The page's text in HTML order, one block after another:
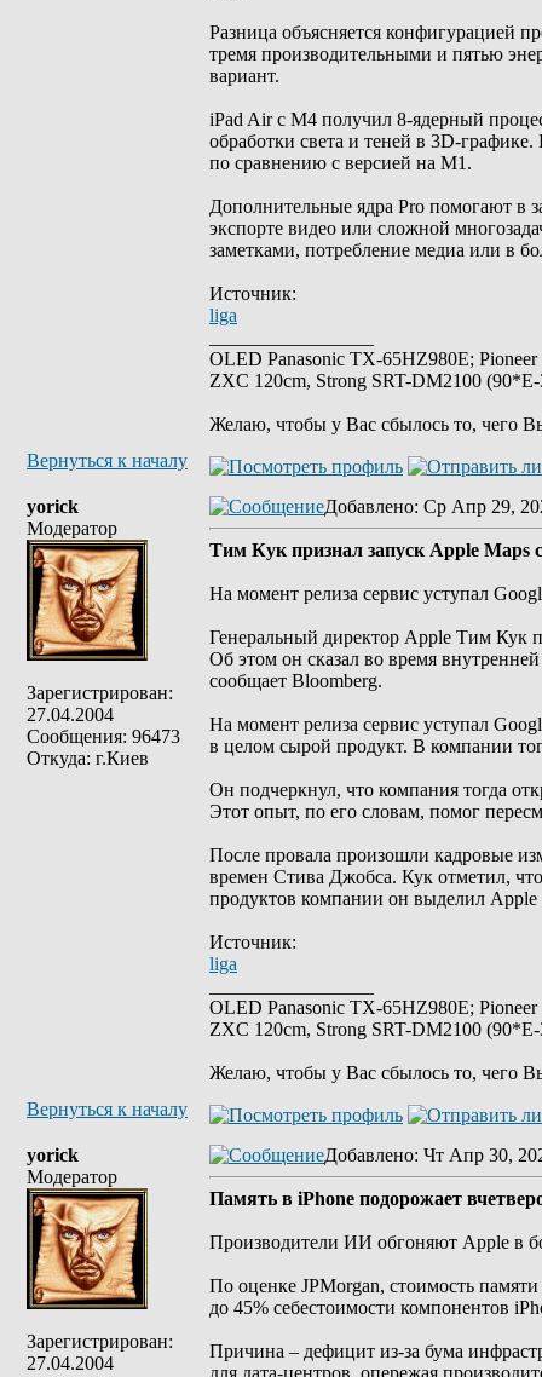
Разница объясняется конфигурацией
тремя производительными и пятью
вариант.
iPad Air с M4 получил 8-ядерный
обработки света и теней в 3D-
по сравнению с версией на M1.
Дополнительные ядра Pro помогают в
экспорте видео или сложной
заметками, потребление медиа или в
Источник:
liga
OLED Panasonic TX-65HZ980E;
ZXC 120cm, Strong SRT-DM2100
Желаю, чтобы у Вас сбылось то, чего
Вернуться к началу
yorick
Модератор
Зарегистрирован:
27.04.2004
Сообщения: 96473
Откуда: г.Киев
Добавлено: Ср Апр 29,
Тим Кук признал запуск Apple Maps
На момент релиза сервис уступал
Генеральный директор Apple Тим Кук
Об этом он сказал во время
сообщает Bloomberg.
На момент релиза сервис уступал
в целом сырой продукт. В компании
Он подчеркнул, что компания тогда
Этот опыт, по его словам, помог
После провала произошли кадровые
времен Стива Джобса. Кук отметил,
продуктов компании он выделил Apple
Источник:
liga
OLED Panasonic TX-65HZ980E;
ZXC 120cm, Strong SRT-DM2100
Желаю, чтобы у Вас сбылось то, чего
Вернуться к началу
yorick
Модератор
Зарегистрирован:
27.04.2004
Добавлено: Чт Апр 30,
Память в iPhone подорожает
Производители ИИ обгоняют Apple в
По оценке JPMorgan, стоимость
до 45% себестоимости компонентов
Причина – дефицит из-за бума
для дата-центров, опережая